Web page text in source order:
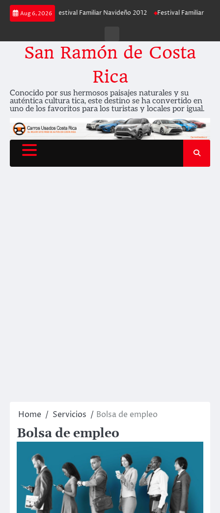
Skip
Aug 6, 2026
2013 Festival Familiar Navideño 2012 Festival Familiar
San Ramón de Costa
Rica
Conocido por sus hermosos paisajes naturales y su
auténtica cultura tica, este destino se ha convertido en
uno de los favoritos para los turistas y locales por igual.
Home Servicios Bolsa de empleo
Bolsa de empleo